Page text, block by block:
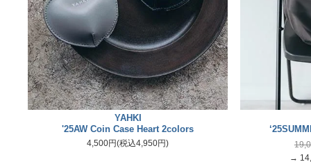
YAHKI
'25AW Coin Case Heart 2colors
4,500円(税込4,950円)
→